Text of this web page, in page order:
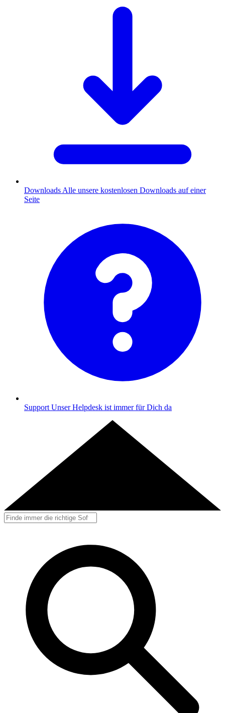
Downloads Alle unsere kostenlosen Downloads auf einer
Seite
Support Unser Helpdesk ist immer für Dich da